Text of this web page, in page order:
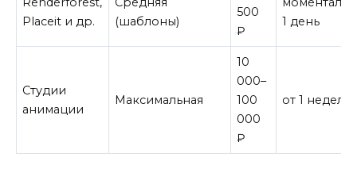
Placeit и др.
(шаблоны)
500
₽
1 день
Студии
анимации
Максимальная
10
000–
100
000
₽
от 1 недели